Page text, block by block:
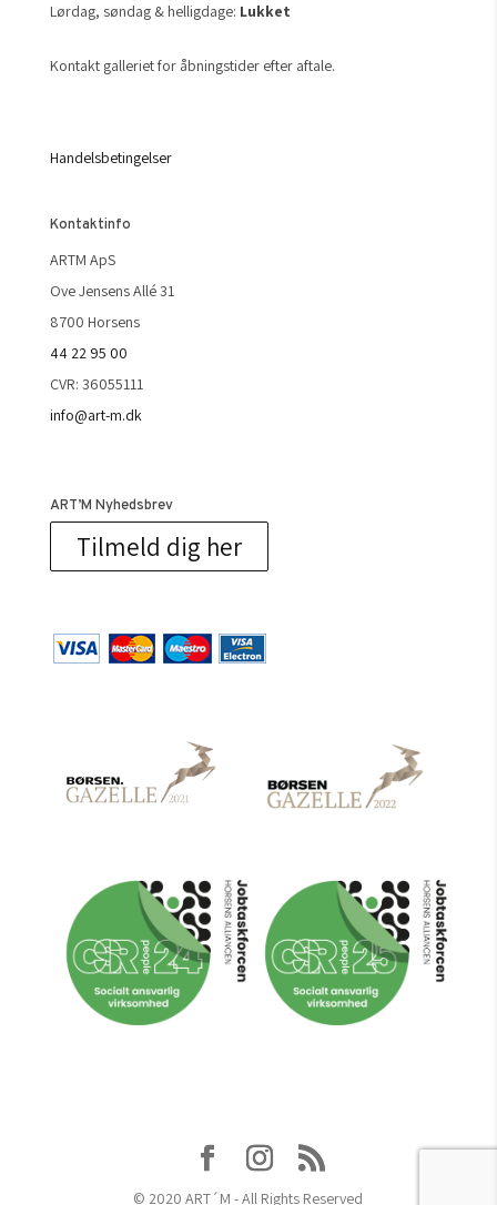
Lørdag, søndag & helligdage: Lukket
Kontakt galleriet for åbningstider efter aftale.
Handelsbetingelser
Kontaktinfo
ARTM ApS
Ove Jensens Allé 31
8700 Horsens
44 22 95 00
CVR: 36055111
info@art-m.dk
ART’M Nyhedsbrev
Tilmeld dig her
© 2020 ART´M - All Rights Reserved